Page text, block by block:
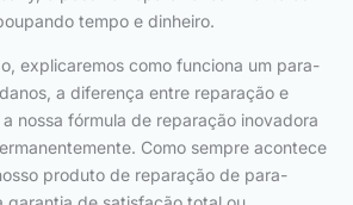
tempo e dinheiro.
explicaremos como funciona um para-
a diferença entre reparação e
nossa fórmula de reparação inovadora
Como sempre acontece
produto de reparação de para-